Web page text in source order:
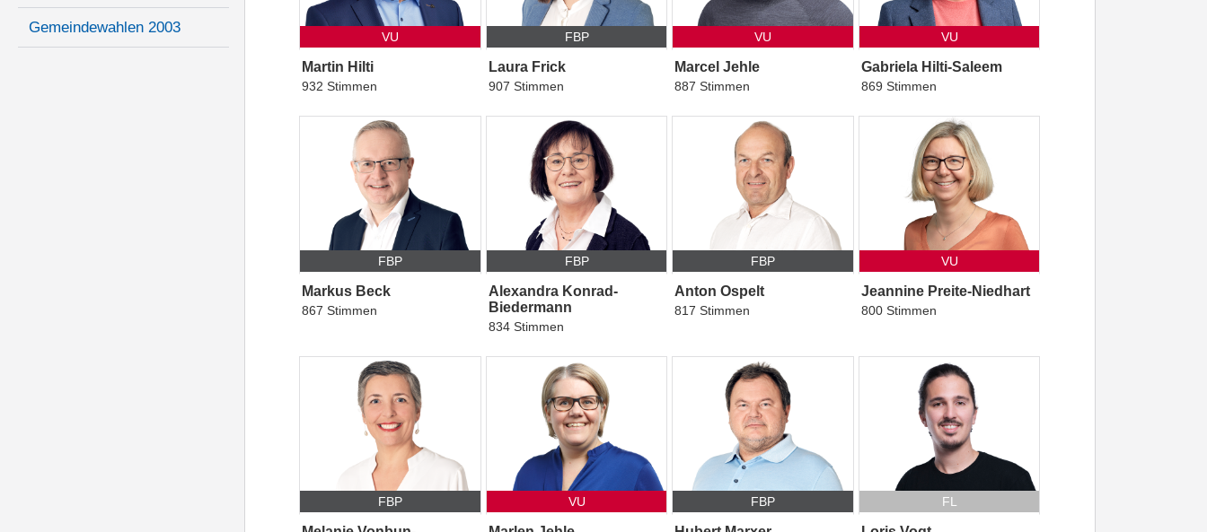
Gemeindewahlen 2003
VU
Martin Hilti
932 Stimmen
FBP
Laura Frick
907 Stimmen
VU
Marcel Jehle
887 Stimmen
VU
Gabriela Hilti-Saleem
869 Stimmen
FBP
Markus Beck
867 Stimmen
FBP
Alexandra Konrad-
Biedermann
834 Stimmen
FBP
Anton Ospelt
817 Stimmen
VU
Jeannine Preite-Niedhart
800 Stimmen
FBP VU FBP FL